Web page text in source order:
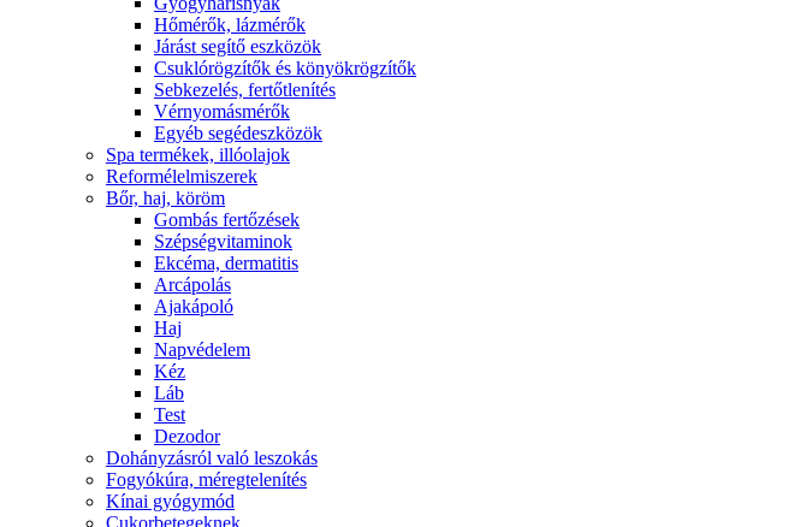
Hőmérők, lázmérők
Járást segítő eszközök
Csuklórögzítők és könyökrögzítők
Sebkezelés, fertőtlenítés
Vérnyomásmérők
Egyéb segédeszközök
Spa termékek, illóolajok
Reformélelmiszerek
Bőr, haj, köröm
Gombás fertőzések
Szépségvitaminok
Ekcéma, dermatitis
Arcápolás
Ajakápoló
Haj
Napvédelem
Kéz
Láb
Test
Dezodor
Dohányzásról való leszokás
Fogyókúra, méregtelenítés
Kínai gyógymód
Cukorbetegeknek